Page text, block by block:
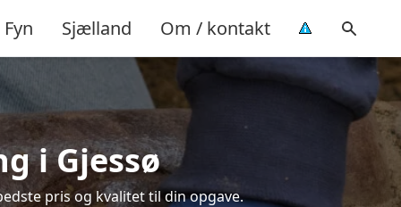
Fyn Sjælland Om / kontakt
i Gjessø
pris og kvalitet til din opgave.